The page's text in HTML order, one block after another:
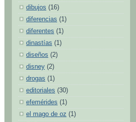
dibujos (16)
diferencias (1)
diferentes (1)
dinastías (1)
diseños (2)
disney (2)
drogas (1)
editoriales (30)
efemérides (1)
el mago de oz (1)